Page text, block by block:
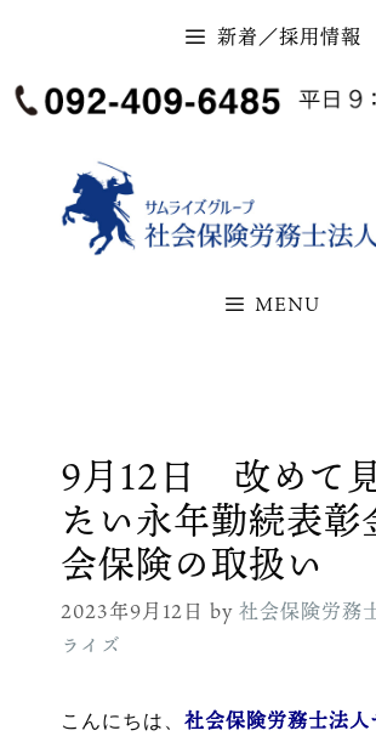
テ
新着／採用情報
MENU
9月12日 改めて
たい永年勤続表彰
会保険の取扱い
2023年9月12日 by 社会保険労務
ライズ
こんにちは、 社会保険労務士法人